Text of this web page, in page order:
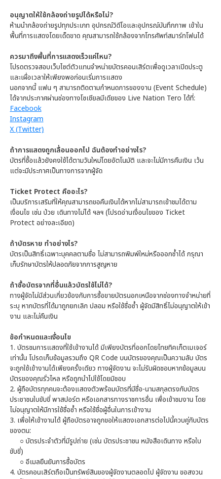
อนุญาตให้ใช้กล้องถ่ายรูปได้หรือไม่?
ห้ามนำกล้องถ่ายรูปทุกประเภท อุปกรณ์วิดีโอและอุปกรณ์บันทึกภาพ เข้าใน
พื้นที่การแสดงโดยเด็ดขาด คุณสามารถใช้กล้องจากโทรศัพท์สมาร์ทโฟนได้
ควรมาถึงพื้นที่การแสดงเร็วแค่ไหน?
โปรดตรวจสอบเว็บไซต์ตัวแทนจำหน่ายบัตรคอนเสิร์ตเพื่อดูเวลาเปิดประตู
และเผื่อเวลาให้เพียงพอก่อนเริ่มการแสดง
นอกจากนี้ แฟน ๆ สามารถติดตามกำหนดการของงาน (Event Schedule)
ได้จากประกาศผ่านช่องทางโซเชียลมีเดียของ Live Nation Tero ได้ที่:
Facebook
Instagram
X (Twitter)
ถ้าการแสดงถูกเลื่อนออกไป ฉันต้องทำอย่างไร?
บัตรที่ซื้อแล้วยังคงใช้ได้ตามวันใหม่โดยอัตโนมัติ และจะไม่มีการคืนเงิน เว้น
แต่จะมีประกาศเป็นทางการจากผู้จัด
Ticket Protect คืออะไร?
เป็นบริการเสริมที่ให้คุณสามารถขอคืนเงินได้หากไม่สามารถเข้าชมได้ตาม
เงื่อนไข เช่น ป่วย เดินทางไม่ได้ ฯลฯ (โปรดอ่านเงื่อนไขของ Ticket
Protect อย่างละเอียด)
ถ้าบัตรหาย ทำอย่างไร?
บัตรเป็นสิทธิ์เฉพาะบุคคลตามชื่อ ไม่สามารถพิมพ์ใหม่หรือออกซ้ำได้ กรุณา
เก็บรักษาบัตรให้ปลอดภัยจากการสูญหาย
ถ้าซื้อบัตรจากที่อื่นแล้วบัตรใช้ไม่ได้?
ทางผู้จัดไม่มีส่วนเกี่ยวข้องกับการซื้อขายบัตรนอกเหนือจากช่องทางจำหน่ายที่
ระบุ หากบัตรที่ได้มาถูกยกเลิก ปลอม หรือใช้ชื่อซ้ำ ผู้จัดมีสิทธิ์ไม่อนุญาตให้เข้า
งาน และไม่คืนเงิน
ข้อกำหนดและเงื่อนไข
1. บัตรชมการแสดงที่ใช้เข้างานได้ มีเพียงบัตรที่ออกโดยไทยทิคเก็ตเมเจอร์
เท่านั้น โปรดเก็บข้อมูลรวมถึง QR Code บนบัตรของคุณเป็นความลับ บัตร
จะถูกใช้เข้างานได้เพียงครั้งเดียว ทางผู้จัดงาน จะไม่รับผิดชอบหากข้อมูลบน
บัตรของคุณรั่วไหล หรือถูกนำไปใช้โดยมิชอบ
2. ผู้ถือบัตรทุกคนจะต้องแสดงตัวพร้อมบัตรที่มีชื่อ-นามสกุลตรงกับบัตร
ประชาชนใบขับขี่ พาสปอร์ต หรือเอกสารทางราชการอื่น เพื่อเข้าชมงาน โดย
ไม่อนุญาตให้มีการใช้ชื่อซ้ำ หรือใช้ชื่อผู้อื่นในการเข้างาน
3. เพื่อให้เข้างานได้ ผู้ถือบัตรอาจถูกขอให้แสดงเอกสารต่อไปนี้ควบคู่กับบัตร
ของตน:
○บัตรประจำตัวที่มีรูปถ่าย (เช่น บัตรประชาชน หนังสือเดินทาง หรือใบ
ขับขี่)
○อีเมลยืนยันการซื้อบัตร
4. บัตรคอนเสิร์ตถือเป็นทรัพย์สินของผู้จัดงานตลอดไป ผู้จัดงาน ขอสงวน